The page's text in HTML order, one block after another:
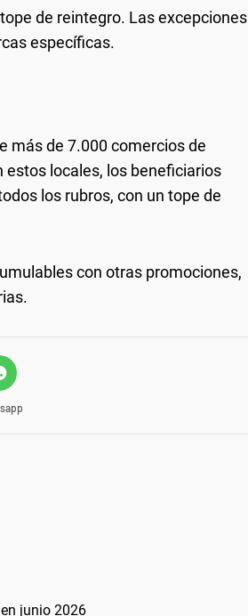
de reintegro. Las excepciones
específicas.
más de 7.000 comercios de
locales, los beneficiarios
los rubros, con un tope de
con otras promociones,
junio 2026